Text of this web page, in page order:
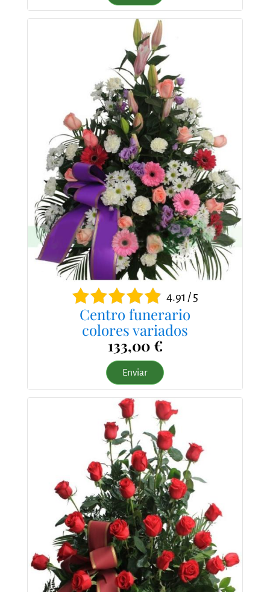
4.91 / 5
Centro funerario
colores variados
133,00 €
Enviar